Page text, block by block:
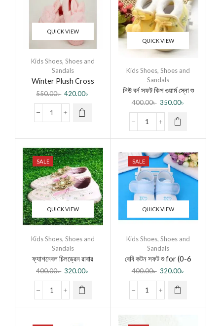
QUICK VIEW
Kids Shoes, Shoes and
Sandals
Winter Plush Cross
Section Cotton কিডস ওয়ার্ম
নন-স্লিপ স্লিপার
550.00৳ 420.00৳
QUICK VIEW
Kids Shoes,Shoes and
Sandals
নিউ বর্ন সফট কিপ ওয়ার্ম স্নো শু
(0-15) Months – Yellow
400.00৳ 350.00৳
SALE
QUICK VIEW
Kids Shoes, Shoes and
Sandals
ফ্যাশনেবল চিলড্রেন রাবার
ম্যাটিরিয়াল এলইডি সুজ
400.00৳ 320.00৳
SALE
QUICK VIEW
Kids Shoes,Shoes and
Sandals
বেবি কটন সফট শু for (0-6
Months)-Multicolor
400.00৳ 320.00৳